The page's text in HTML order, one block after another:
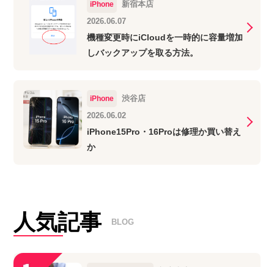
iPhone
新宿本店
2026.06.07
機種変更時にiCloudを一時的に容量増加
しバックアップを取る方法。
iPhone
渋谷店
2026.06.02
iPhone15Pro・16Proは修理か買い替え
か
人気記事 BLOG